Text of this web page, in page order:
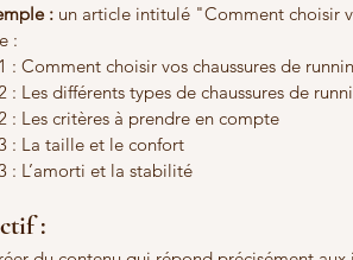
: un article intitulé "Comment choisir
:
: Comment choisir vos chaussures de
: Les différents types de chaussures de
: Les critères à prendre en compte
: La taille et le confort
: L’amorti et la stabilité
: